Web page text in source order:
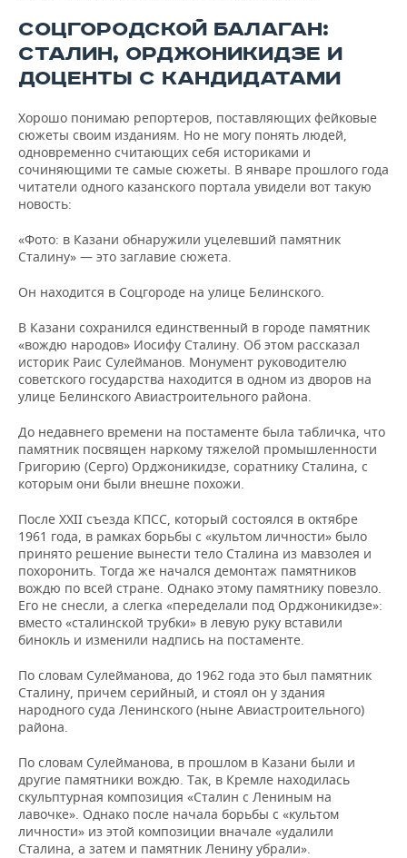
СОЦГОРОДСКОЙ БАЛАГАН:
СТАЛИН, ОРДЖОНИКИДЗЕ И
ДОЦЕНТЫ С КАНДИДАТАМИ
Хорошо понимаю репортеров, поставляющих фейковые
сюжеты своим изданиям. Но не могу понять людей,
одновременно считающих себя историками и
сочиняющими те самые сюжеты. В январе прошлого года
читатели одного казанского портала увидели вот такую
новость:
«Фото: в Казани обнаружили уцелевший памятник
Сталину» — это заглавие сюжета.
Он находится в Соцгороде на улице Белинского.
В Казани сохранился единственный в городе памятник
«вождю народов» Иосифу Сталину. Об этом рассказал
историк Раис Сулейманов. Монумент руководителю
советского государства находится в одном из дворов на
улице Белинского Авиастроительного района.
До недавнего времени на постаменте была табличка, что
памятник посвящен наркому тяжелой промышленности
Григорию (Серго) Орджоникидзе, соратнику Сталина, с
которым они были внешне похожи.
После XXII съезда КПСС, который состоялся в октябре
1961 года, в рамках борьбы с «культом личности» было
принято решение вынести тело Сталина из мавзолея и
похоронить. Тогда же начался демонтаж памятников
вождю по всей стране. Однако этому памятнику повезло.
Его не снесли, а слегка «переделали под Орджоникидзе»:
вместо «сталинской трубки» в левую руку вставили
бинокль и изменили надпись на постаменте.
По словам Сулейманова, до 1962 года это был памятник
Сталину, причем серийный, и стоял он у здания
народного суда Ленинского (ныне Авиастроительного)
района.
По словам Сулейманова, в прошлом в Казани были и
другие памятники вождю. Так, в Кремле находилась
скульптурная композиция «Сталин с Лениным на
лавочке». Однако после начала борьбы с «культом
личности» из этой композиции вначале «удалили
Сталина, а затем и памятник Ленину убрали».